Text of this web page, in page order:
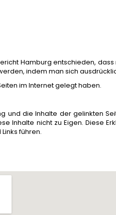
Hamburg entschieden,
indem man sich
im Internet gelegt haben.
und die Inhalte der gelinkten
Inhalte nicht zu Eigen. Diese
führen.